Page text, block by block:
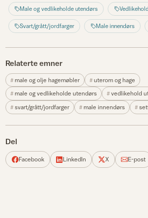
Male og vedlikeholde utendørs
Svart/grått/jordfarger Male innendørs
Relaterte emner
male og olje hagemøbler
uterom og hage
male og vedlikeholde utendørs
vedlikehold
svart/grått/jordfarger
male innendørs
Del
Facebook LinkedIn X E-post